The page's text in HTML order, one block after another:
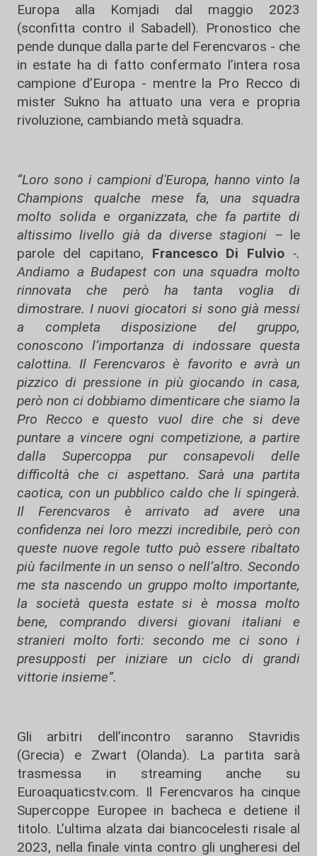
Europa alla Komjadi dal maggio 2023
(sconfitta contro il Sabadell). Pronostico che
pende dunque dalla parte del Ferencvaros - che
in estate ha di fatto confermato l’intera rosa
campione d’Europa - mentre la Pro Recco di
mister Sukno ha attuato una vera e propria
rivoluzione, cambiando metà squadra.
“Loro sono i campioni d'Europa, hanno vinto la
Champions qualche mese fa, una squadra
molto solida e organizzata, che fa partite di
altissimo livello già da diverse stagioni – le
parole del capitano, Francesco Di Fulvio -.
Andiamo a Budapest con una squadra molto
rinnovata che però ha tanta voglia di
dimostrare. I nuovi giocatori si sono già messi
a completa disposizione del gruppo,
conoscono l’importanza di indossare questa
calottina. Il Ferencvaros è favorito e avrà un
pizzico di pressione in più giocando in casa,
però non ci dobbiamo dimenticare che siamo la
Pro Recco e questo vuol dire che si deve
puntare a vincere ogni competizione, a partire
dalla Supercoppa pur consapevoli delle
difficoltà che ci aspettano. Sarà una partita
caotica, con un pubblico caldo che li spingerà.
Il Ferencvaros è arrivato ad avere una
confidenza nei loro mezzi incredibile, però con
queste nuove regole tutto può essere ribaltato
più facilmente in un senso o nell’altro. Secondo
me sta nascendo un gruppo molto importante,
la società questa estate si è mossa molto
bene, comprando diversi giovani italiani e
stranieri molto forti: secondo me ci sono i
presupposti per iniziare un ciclo di grandi
vittorie insieme”.
Gli arbitri dell’incontro saranno Stavridis
(Grecia) e Zwart (Olanda). La partita sarà
trasmessa in streaming anche su
Euroaquaticstv.com. Il Ferencvaros ha cinque
Supercoppe Europee in bacheca e detiene il
titolo. L’ultima alzata dai biancocelesti risale al
2023, nella finale vinta contro gli ungheresi del